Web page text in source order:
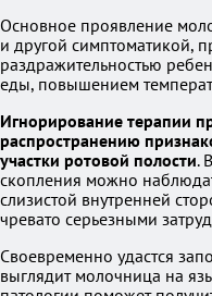
Основное проявление
и другой симптоматикой,
раздражительностью
еды, повышением
Игнорирование терапии
распространению
участки ротовой полости.
скопления можно
слизистой внутренней
чревато серьезными
Своевременно удастся
выглядит молочница на